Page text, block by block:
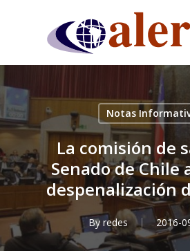
content
Notas
La comisión de
Senado de Chile
despenalización
By redes 2016-